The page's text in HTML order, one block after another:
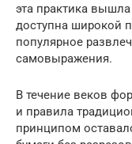
эта практика
доступна широкой
популярное
самовыражения.
В течение веков
и правила
принципом